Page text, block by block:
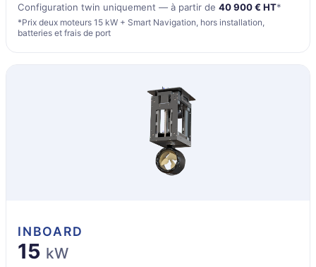
Configuration twin uniquement — à partir de 40 900 € HT*
*Prix deux moteurs 15 kW + Smart Navigation, hors installation,
batteries et frais de port
INBOARD
15 kW